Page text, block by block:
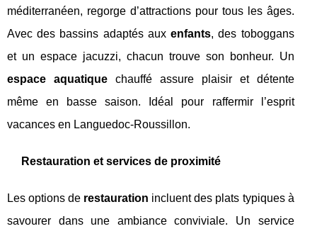
méditerranéen, regorge d’attractions pour tous les âges.
Avec des bassins adaptés auxenfants, des toboggans
et un espace jacuzzi, chacun trouve son bonheur. Un
espace aquatiquechauffé assure plaisir et détente
même en basse saison. Idéal pour raffermir l’esprit
vacances en Languedoc-Roussillon.
Restauration et services de proximité
Les options de restauration incluent des plats typiques à
savourer dans une ambiance conviviale. Un service